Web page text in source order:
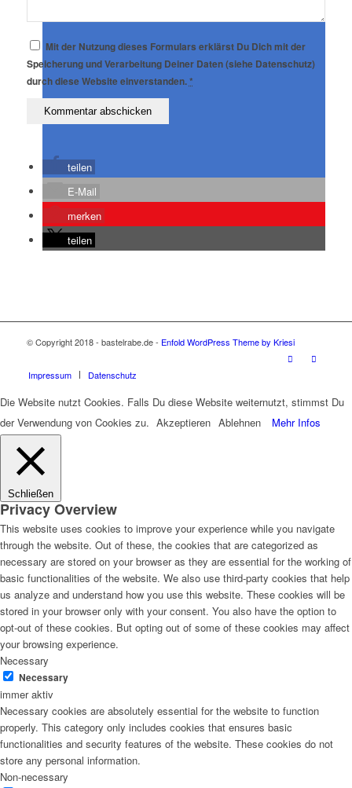
Mit der Nutzung dieses Formulars erklärst Du Dich mit der
Speicherung und Verarbeitung Deiner Daten (siehe Datenschutz)
durch diese Website einverstanden.*
teilen
E-Mail
merken
teilen
© Copyright 2018 - bastelrabe.de - Enfold WordPress Theme by Kriesi
Impressum Datenschutz
Die Website nutzt Cookies. Falls Du diese Website weiternutzt, stimmst Du
der Verwendung von Cookies zu. Akzeptieren Ablehnen Mehr Infos
Schließen
Privacy Overview
This website uses cookies to improve your experience while you navigate
through the website. Out of these, the cookies that are categorized as
necessary are stored on your browser as they are essential for the working of
basic functionalities of the website. We also use third-party cookies that help
us analyze and understand how you use this website. These cookies will be
stored in your browser only with your consent. You also have the option to
opt-out of these cookies. But opting out of some of these cookies may affect
your browsing experience.
Necessary
Necessary
immer aktiv
Necessary cookies are absolutely essential for the website to function
properly. This category only includes cookies that ensures basic
functionalities and security features of the website. These cookies do not
store any personal information.
Non-necessary